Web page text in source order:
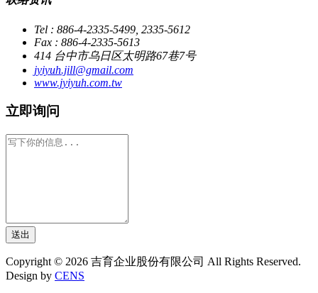
Tel : 886-4-2335-5499, 2335-5612
Fax : 886-4-2335-5613
414 台中市乌日区太明路67巷7号
jyiyuh.jill@gmail.com
www.jyiyuh.com.tw
立即询问
送出
Copyright © 2026 吉育企业股份有限公司 All Rights Reserved.
Design by CENS